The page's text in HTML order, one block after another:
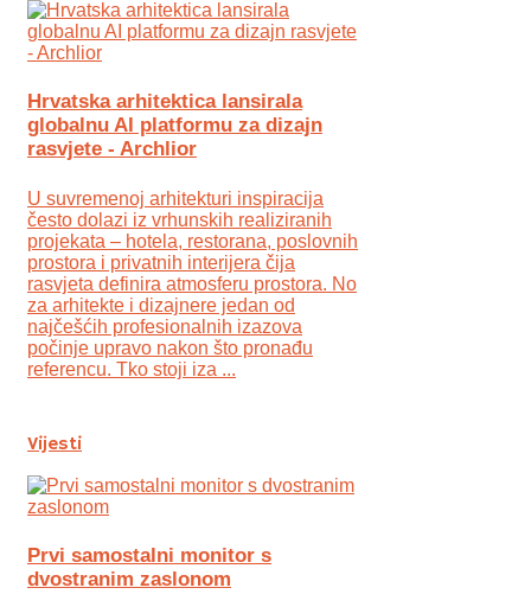
Hrvatska arhitektica lansirala
globalnu AI platformu za dizajn
rasvjete - Archlior
U suvremenoj arhitekturi inspiracija
često dolazi iz vrhunskih realiziranih
projekata – hotela, restorana, poslovnih
prostora i privatnih interijera čija
rasvjeta definira atmosferu prostora. No
za arhitekte i dizajnere jedan od
najčešćih profesionalnih izazova
počinje upravo nakon što pronađu
referencu. Tko stoji iza ...
Vijesti
Prvi samostalni monitor s
dvostranim zaslonom